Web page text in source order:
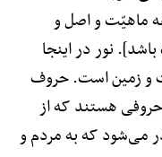
ماهیّت و اصل و
نور در اینجا
و زمین است. حروف
هستند که از
می‌شود که به مردم و